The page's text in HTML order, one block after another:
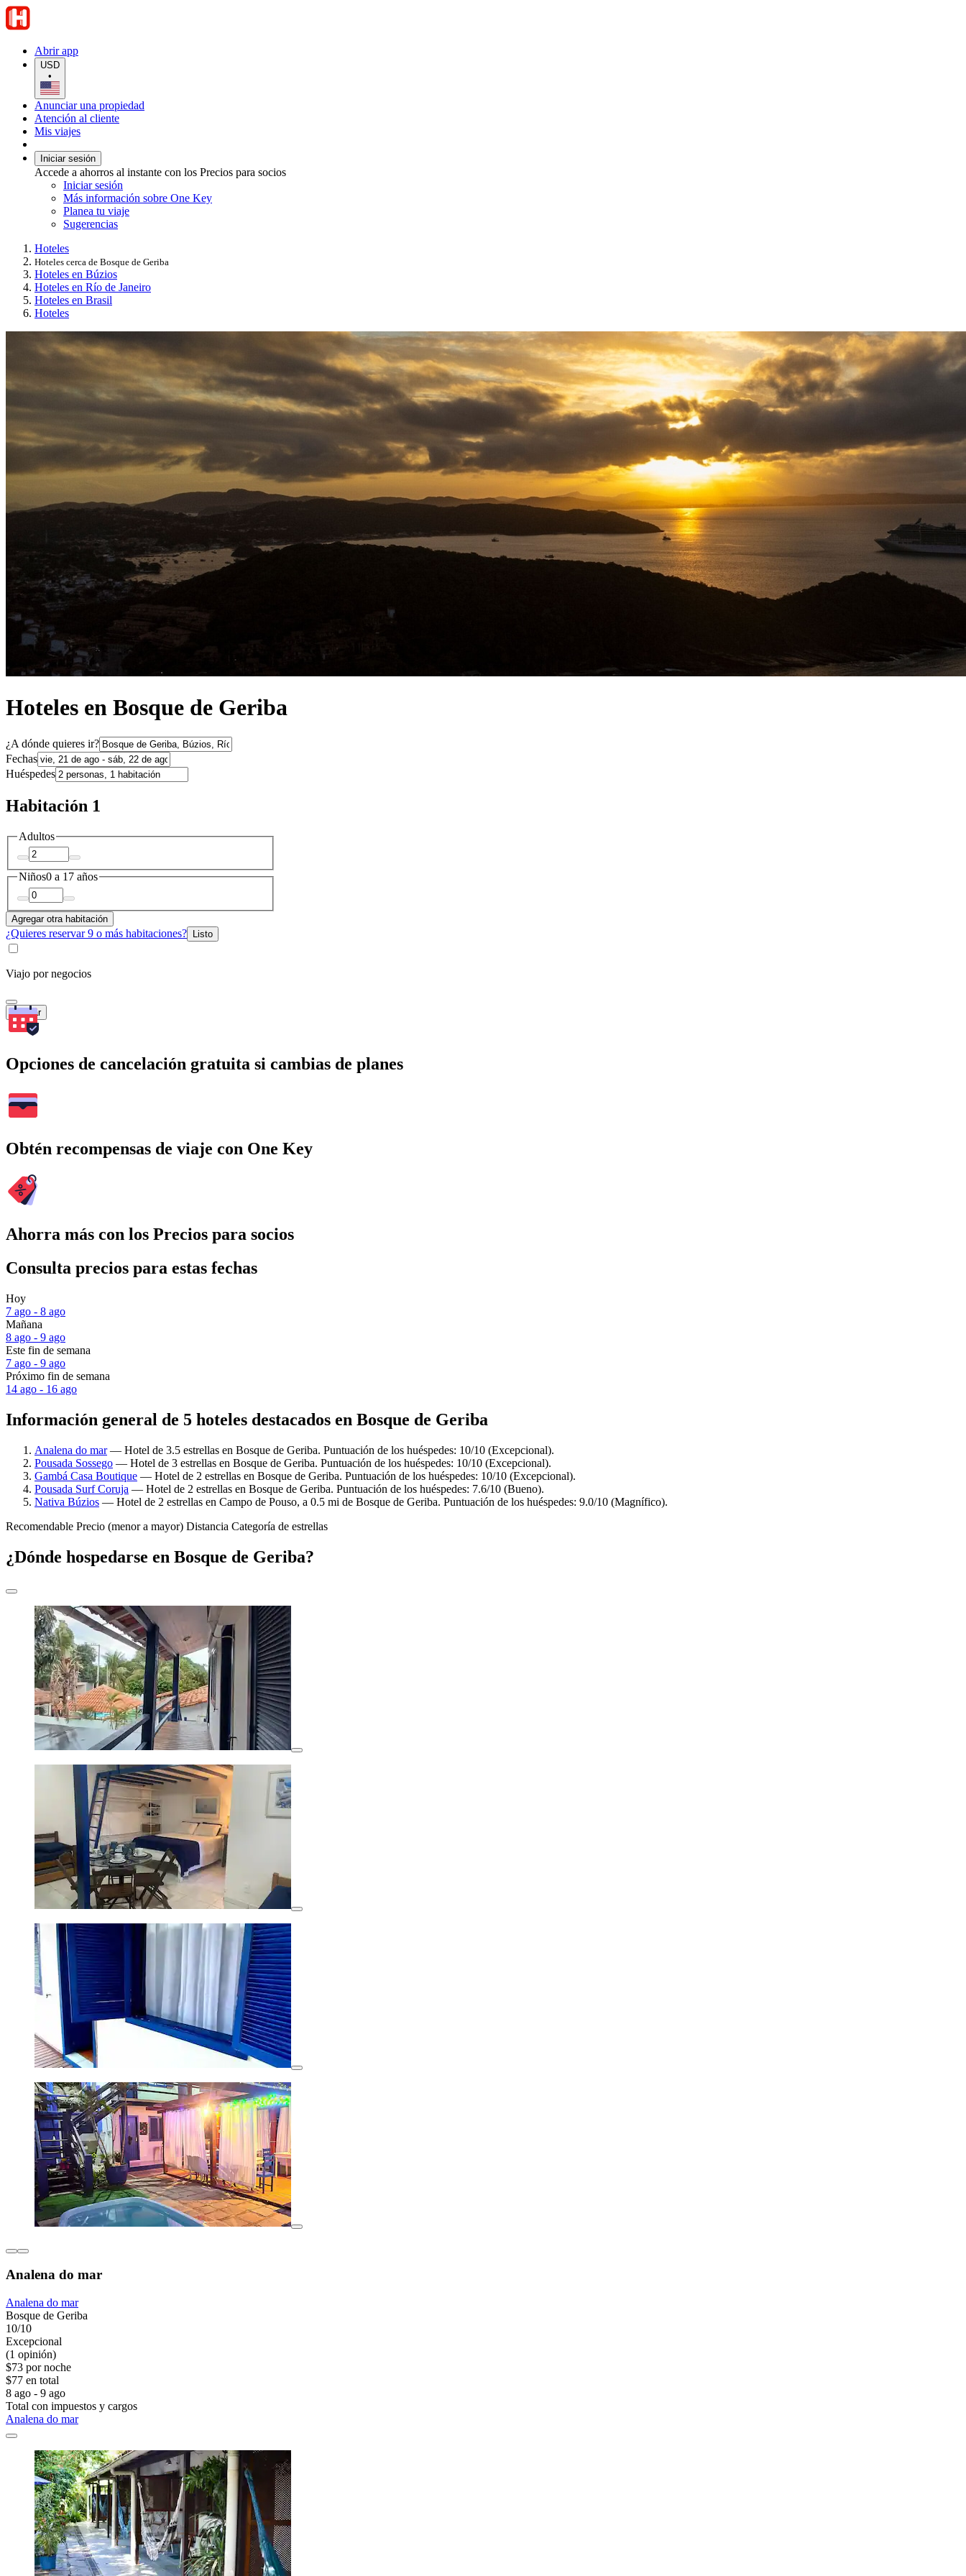
Abrir app
USD
•
Anunciar una propiedad
Atención al cliente
Mis viajes
Iniciar sesión
Accede a ahorros al instante con los Precios para socios
Iniciar sesión
Más información sobre One Key
Planea tu viaje
Sugerencias
Hoteles
Hoteles cerca de Bosque de Geriba
Hoteles en Búzios
Hoteles en Río de Janeiro
Hoteles en Brasil
Hoteles
Hoteles en Bosque de Geriba
¿A dónde quieres ir?
Fechas
Huéspedes
Habitación 1
Adultos
Niños0 a 17 años
Agregar otra habitación
¿Quieres reservar 9 o más habitaciones? Listo
Viajo por negocios
Buscar
Opciones de cancelación gratuita si cambias de planes
Obtén recompensas de viaje con One Key
Ahorra más con los Precios para socios
Consulta precios para estas fechas
Hoy
7 ago - 8 ago
Mañana
8 ago - 9 ago
Este fin de semana
7 ago - 9 ago
Próximo fin de semana
14 ago - 16 ago
Información general de 5 hoteles destacados en Bosque de Geriba
Analena do mar— Hotel de 3.5 estrellas en Bosque de Geriba. Puntuación de los huéspedes: 10/10 (Excepcional).
Pousada Sossego — Hotel de 3 estrellas en Bosque de Geriba. Puntuación de los huéspedes: 10/10 (Excepcional).
Gambá Casa Boutique — Hotel de 2 estrellas en Bosque de Geriba. Puntuación de los huéspedes: 10/10 (Excepcional).
Pousada Surf Coruja — Hotel de 2 estrellas en Bosque de Geriba. Puntuación de los huéspedes: 7.6/10 (Bueno).
Nativa Búzios — Hotel de 2 estrellas en Campo de Pouso, a 0.5 mi de Bosque de Geriba. Puntuación de los huéspedes: 9.0/10 (Magnífico).
Recomendable Precio (menor a mayor) Distancia Categoría de estrellas
¿Dónde hospedarse en Bosque de Geriba?
Analena do mar
Analena do mar
Bosque de Geriba
10/10
Excepcional
(1 opinión)
$73 por noche
$77 en total
8 ago - 9 ago
Total con impuestos y cargos
Analena do mar